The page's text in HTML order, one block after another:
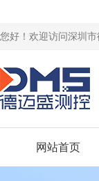
您好！欢迎访问深圳
网站首页